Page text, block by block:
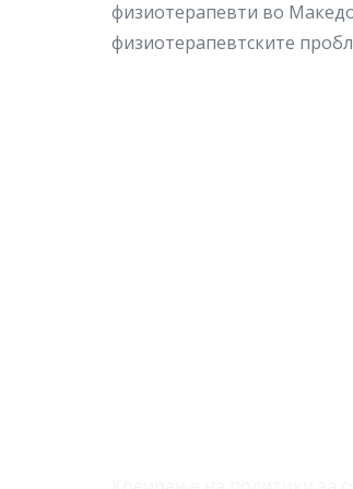
физиотерапевти во
физиотерапевтските